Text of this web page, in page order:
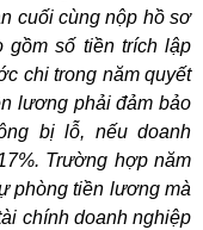
cuối cùng nộp hồ sơ
gồm số tiền trích lập
chi trong năm quyết
lương phải đảm bảo
bị lỗ, nếu doanh
Trường hợp năm
phòng tiền lương mà
chính doanh nghiệp